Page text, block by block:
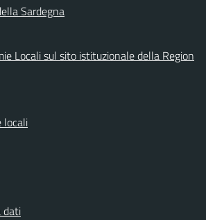
Sardegna
Locali sul sito istituzionale della Region
locali
dati